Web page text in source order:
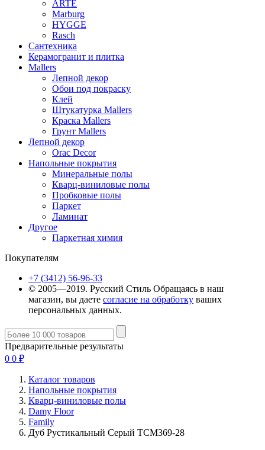
ARTE
Marburg
HYGGE
Rasch
Сантехника
Керамогранит и плитка
Mallers
Лепной декор
Обои под покраску
Клей
Штукатурка Mallers
Краска Mallers
Грунт Mallers
Лепной декор
Orac Decor
Напольные покрытия
Минеральные полы
Кварц-виниловые полы
Пробковые полы
Паркет
Ламинат
Другое
Паркетная химия
Покупателям
+7 (3412) 56-96-33
© 2005—2019. Русский Стиль Обращаясь в наш
магазин, вы даете согласие на обработку ваших
персональных данных.
Предварительные результаты
0 0 ₽
Каталог товаров
Напольные покрытия
Кварц-виниловые полы
Damy Floor
Family
Дуб Рустикальный Cерый TCM369-28